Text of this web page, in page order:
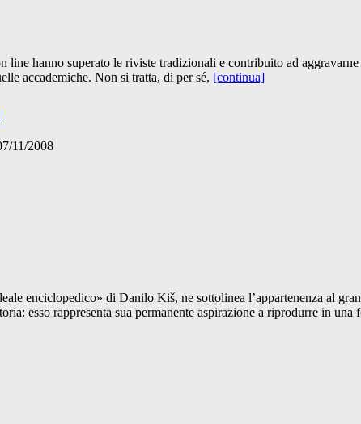
line hanno superato le riviste tradizionali e contribuito ad
accademiche. Non si tratta, di per sé, [continua]
11/2008
enciclopedico» di Danilo Kiš, ne sottolinea l’appartenenza al
esso rappresenta sua permanente aspirazione a riprodurre in